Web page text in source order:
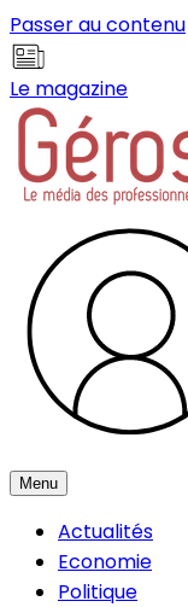
Passer au contenu
Le magazine
Menu
Actualités
Economie
Politique
Panneau de